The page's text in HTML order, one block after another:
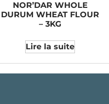
NOR’DAR WHOLE
DURUM WHEAT FLOUR
– 3KG
Lire la suite